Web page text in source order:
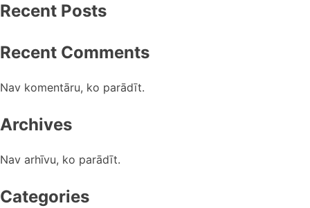
Recent Posts
Recent Comments
Nav komentāru, ko parādīt.
Archives
Nav arhīvu, ko parādīt.
Categories